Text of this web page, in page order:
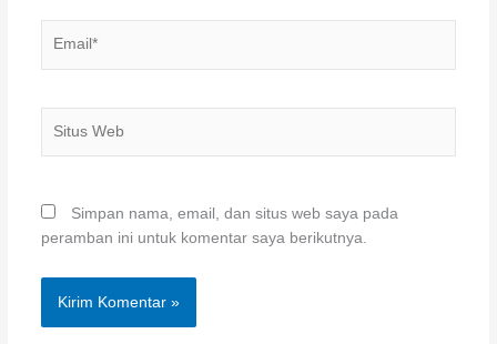
Web
Simpan nama, email, dan situs web saya pada
peramban ini untuk komentar saya berikutnya.